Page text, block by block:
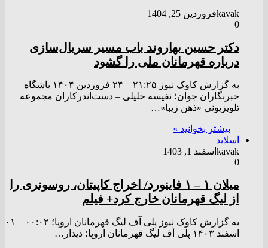
kavakفروردین 25, 1404
0
دکتر حسین بهاروند باب مسیر سریال‌سازی
درباره قهرمانان ملی را گشود
به گزارش کاوک نیوز ۲۱:۲۵ – ۲۴ فروردين ۱۴۰۴ باشگاه
خبرنگاران جوان؛ نفیسه خلیلی – دست‌اندرکاران مجموعه
تلویزیونی «ذهن زیبا»…
بیشتر بخوانید »
اسلاید
kavak اسفند 1, 1403
0
میلان ۱ – ۱ فاینورد/ اخراج کاپیتان، روسونری را
از لیگ قهرمانان خارج کرد+ فیلم
به گزارش کاوک نیوز پلی آف لیگ قهرمانان اروپا؛ ۰۰:۰۲ – ۰۱
اسفند ۱۴۰۳ پلی آف لیگ قهرمانان اروپا؛ دیدار…